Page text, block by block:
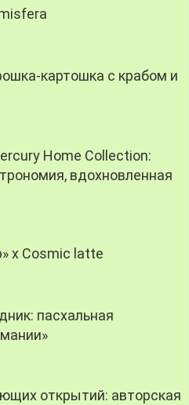
картошка с крабом и
Home Collection:
вдохновленная
х Cosmic latte
пасхальная
открытий: авторская